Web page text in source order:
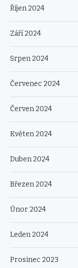
Říjen 2024
Září 2024
Srpen 2024
Červenec 2024
Červen 2024
Květen 2024
Duben 2024
Březen 2024
Únor 2024
Leden 2024
Prosinec 2023